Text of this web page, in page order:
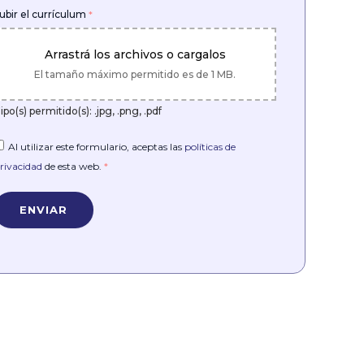
el currículum *
Arrastrá los archivos o cargalos
El tamaño máximo permitido es de 1 MB.
permitido(s): .jpg, .png, .pdf
Al utilizar este formulario, aceptas las políticas de
de esta web. *